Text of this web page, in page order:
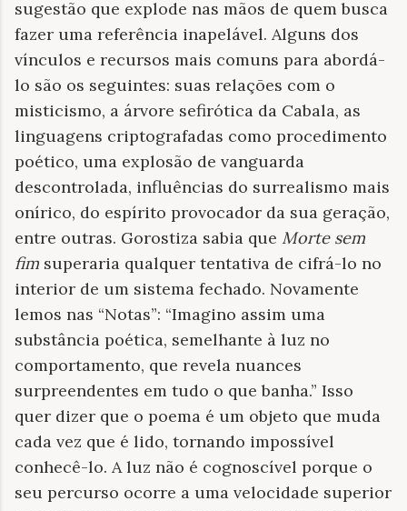
sugestão que explode nas mãos de quem busca
fazer uma referência inapelável. Alguns dos
vínculos e recursos mais comuns para abordá-
lo são os seguintes: suas relações com o
misticismo, a árvore sefirótica da Cabala, as
linguagens criptografadas como procedimento
poético, uma explosão de vanguarda
descontrolada, influências do surrealismo mais
onírico, do espírito provocador da sua geração,
entre outras. Gorostiza sabia que Morte sem
fim superaria qualquer tentativa de cifrá-lo no
interior de um sistema fechado. Novamente
lemos nas “Notas”: “Imagino assim uma
substância poética, semelhante à luz no
comportamento, que revela nuances
surpreendentes em tudo o que banha.” Isso
quer dizer que o poema é um objeto que muda
cada vez que é lido, tornando impossível
conhecê-lo. A luz não é cognoscível porque o
seu percurso ocorre a uma velocidade superior